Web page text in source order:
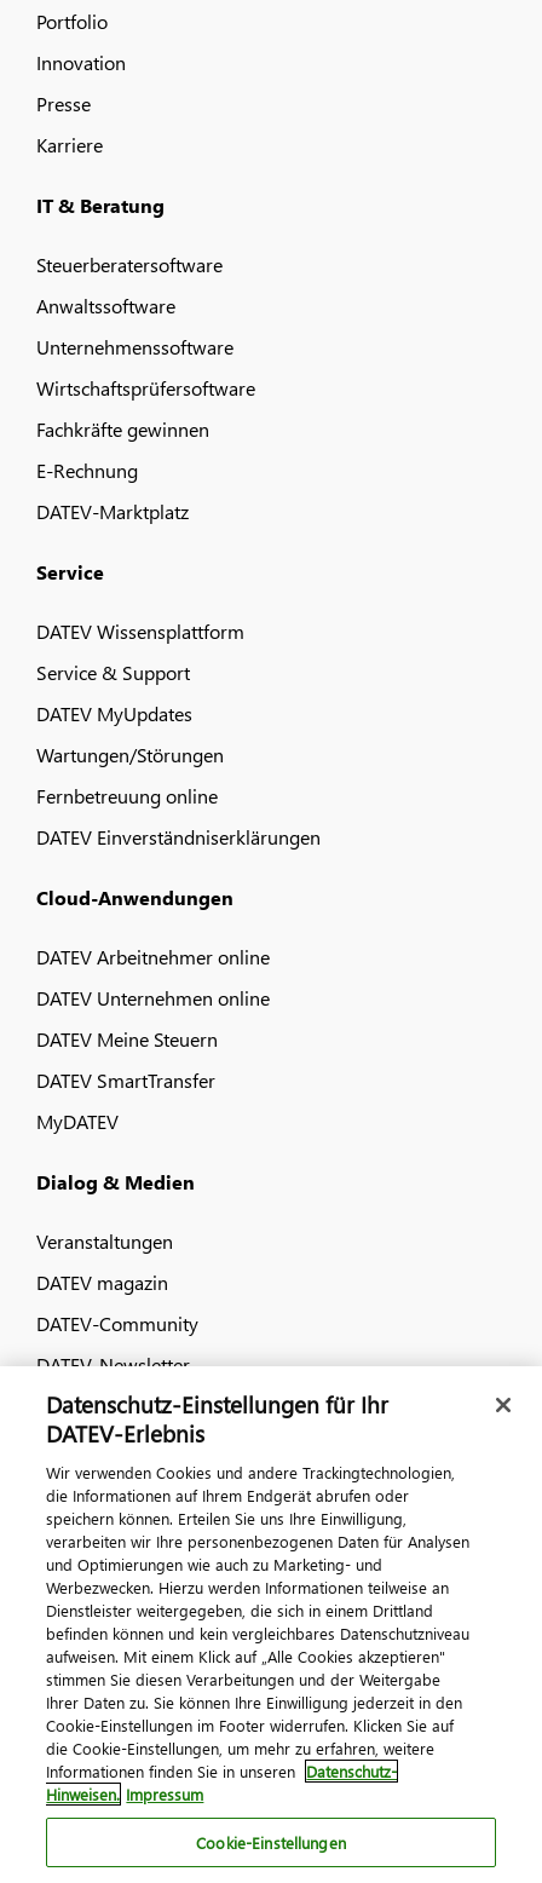
Portfolio
Innovation
Presse
Karriere
IT & Beratung
Steuerberatersoftware
Anwaltssoftware
Unternehmenssoftware
Wirtschaftsprüfersoftware
Fachkräfte gewinnen
E-Rechnung
DATEV-Marktplatz
Service
DATEV Wissensplattform
Service & Support
DATEV MyUpdates
Wartungen/Störungen
Fernbetreuung online
DATEV Einverständniserklärungen
Cloud-Anwendungen
DATEV Arbeitnehmer online
DATEV Unternehmen online
DATEV Meine Steuern
DATEV SmartTransfer
MyDATEV
Dialog & Medien
Veranstaltungen
DATEV magazin
DATEV-Community
DATEV-Newsletter
Kontaktieren Sie uns
© 2026 DATEV eG
ImpressumDatenschutzAGB Kontakt
Cookie-Einstellungen
Datenschutz-Einstellungen für Ihr
DATEV-Erlebnis
Wir verwenden Cookies und andere Trackingtechnologien,
die Informationen auf Ihrem Endgerät abrufen oder
speichern können. Erteilen Sie uns Ihre Einwilligung,
verarbeiten wir Ihre personenbezogenen Daten für Analysen
und Optimierungen wie auch zu Marketing- und
Werbezwecken. Hierzu werden Informationen teilweise an
Dienstleister weitergegeben, die sich in einem Drittland
befinden können und kein vergleichbares Datenschutzniveau
aufweisen. Mit einem Klick auf „Alle Cookies akzeptieren"
stimmen Sie diesen Verarbeitungen und der Weitergabe
Ihrer Daten zu. Sie können Ihre Einwilligung jederzeit in den
Cookie-Einstellungen im Footer widerrufen. Klicken Sie auf
die Cookie-Einstellungen, um mehr zu erfahren, weitere
Informationen finden Sie in unseren Datenschutz-
Hinweisen. Impressum
Cookie-Einstellungen